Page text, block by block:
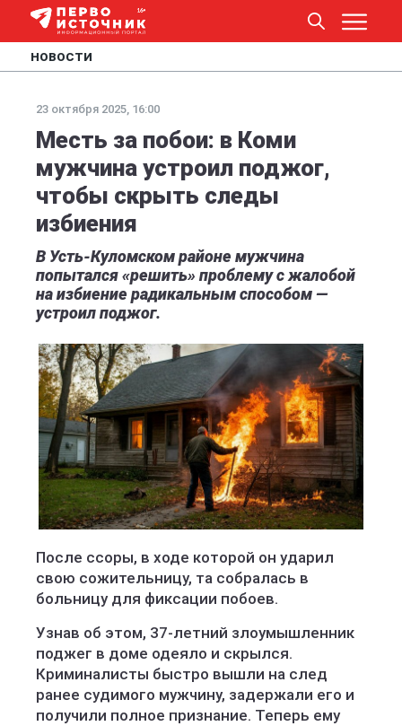
НОВОСТИ
23 октября 2025, 16:00
Месть за побои: в Коми
мужчина устроил поджог,
чтобы скрыть следы
избиения
В Усть-Куломском районе мужчина
попытался «решить» проблему с жалобой
на избиение радикальным способом —
устроил поджог.
После ссоры, в ходе которой он ударил
свою сожительницу, та собралась в
больницу для фиксации побоев.
Узнав об этом, 37-летний злоумышленник
поджег в доме одеяло и скрылся.
Криминалисты быстро вышли на след
ранее судимого мужчину, задержали его и
получили полное признание. Теперь ему